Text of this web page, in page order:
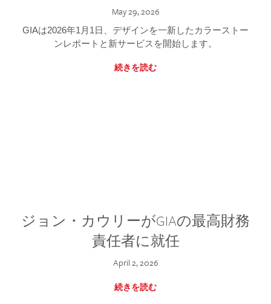
May 29, 2026
GIAは2026年1月1日、デザインを一新したカラーストー
ンレポートと新サービスを開始します。
続きを読む
ジョン・カウリーがGIAの最高財務
責任者に就任
April 2, 2026
続きを読む